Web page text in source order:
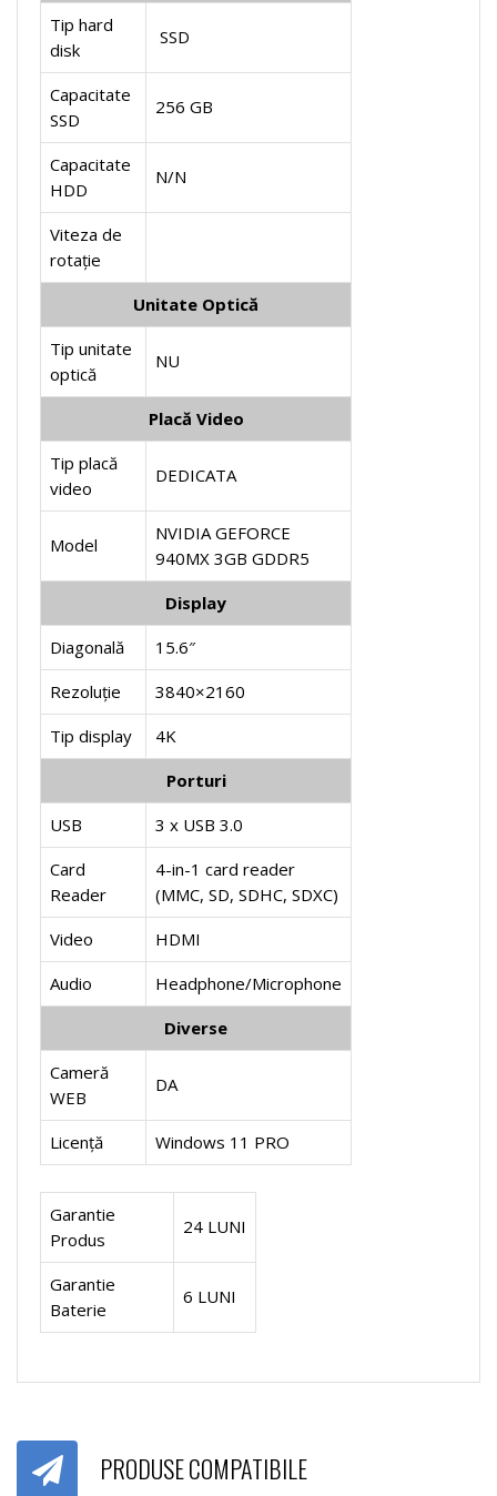
Tip hard
disk
SSD
Capacitate
SSD
256 GB
Capacitate
HDD
N/N
Viteza de
rotație
Unitate Optică
Tip unitate
optică
NU
Placă Video
Tip placă
video
DEDICATA
Model
NVIDIA GEFORCE
940MX 3GB GDDR5
Display
Diagonală
15.6″
Rezoluție
3840×2160
Tip display
4K
Porturi
USB
3 x USB 3.0
Card
Reader
4-in-1 card reader
(MMC, SD, SDHC, SDXC)
Video
HDMI
Audio
Headphone/Microphone
Diverse
Cameră
WEB
DA
Licență Windows 11 PRO
Garantie
Produs
24 LUNI
Garantie
Baterie
6 LUNI
PRODUSE COMPATIBILE